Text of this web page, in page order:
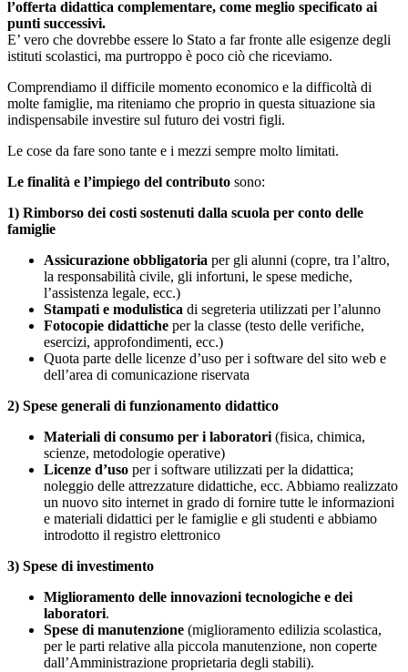
l’offerta didattica complementare, come meglio specificato ai
punti successivi.
E’ vero che dovrebbe essere lo Stato a far fronte alle esigenze degli
istituti scolastici, ma purtroppo è poco ciò che riceviamo.
Comprendiamo il difficile momento economico e la difficoltà di
molte famiglie, ma riteniamo che proprio in questa situazione sia
indispensabile investire sul futuro dei vostri figli.
Le cose da fare sono tante e i mezzi sempre molto limitati.
Le finalità e l’impiego del contributo sono:
1) Rimborso dei costi sostenuti dalla scuola per conto delle
famiglie
Assicurazione obbligatoria per gli alunni (copre, tra l’altro,
la responsabilità civile, gli infortuni, le spese mediche,
l’assistenza legale, ecc.)
Stampati e modulistica di segreteria utilizzati per l’alunno
Fotocopie didattiche per la classe (testo delle verifiche,
esercizi, approfondimenti, ecc.)
Quota parte delle licenze d’uso per i software del sito web e
dell’area di comunicazione riservata
2) Spese generali di funzionamento didattico
Materiali di consumo per i laboratori (fisica, chimica,
scienze, metodologie operative)
Licenze d’uso per i software utilizzati per la didattica;
noleggio delle attrezzature didattiche, ecc. Abbiamo realizzato
un nuovo sito internet in grado di fornire tutte le informazioni
e materiali didattici per le famiglie e gli studenti e abbiamo
introdotto il registro elettronico
3) Spese di investimento
Miglioramento delle innovazioni tecnologiche e dei
laboratori.
Spese di manutenzione (miglioramento edilizia scolastica,
per le parti relative alla piccola manutenzione, non coperte
dall’Amministrazione proprietaria degli stabili).